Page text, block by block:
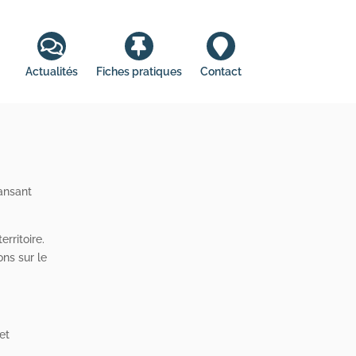
Actualités Fiches pratiques Contact
sur le